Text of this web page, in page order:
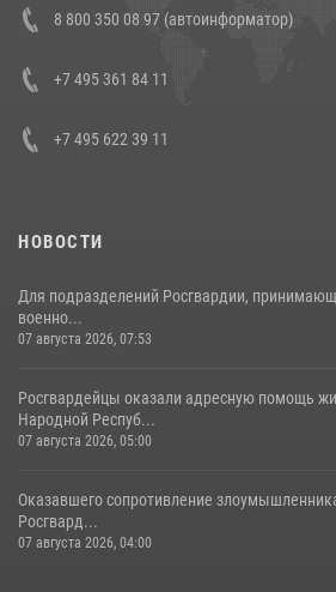
боевого опыта
8 800 350 08 97 (автоинформатор)
+7 495 361 84 11
+7 495 622 39 11
НОВОСТИ
Для подразделений Росгвардии,
военно...
07 августа 2026, 07:53
Росгвардейцы оказали адресную помощь
Народной Респуб...
07 августа 2026, 05:00
Оказавшего сопротивление
Росгвард...
07 августа 2026, 04:00